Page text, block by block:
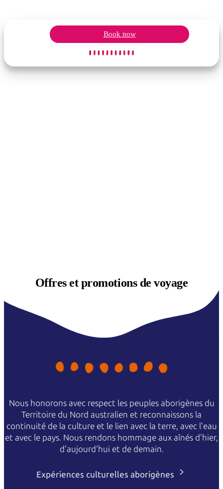
Book now
Offres etpromotions de voyage
Nous honorons avec respect les peuples aborigènes du
Territoire du Nord australien et reconnaissons la
continuité de la culture et le lien avec la terre, avec l'eau
et avec le pays. Nous rendons hommage aux aînés d'hier,
d'aujourd'hui et de demain.
Expériences culturelles aborigènes